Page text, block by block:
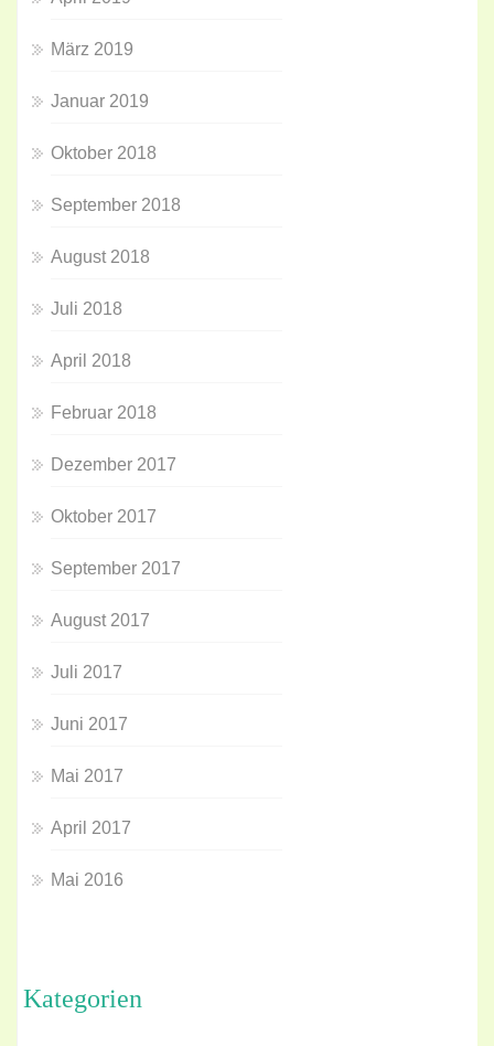
März 2019
Januar 2019
Oktober 2018
September 2018
August 2018
Juli 2018
April 2018
Februar 2018
Dezember 2017
Oktober 2017
September 2017
August 2017
Juli 2017
Juni 2017
Mai 2017
April 2017
Mai 2016
Kategorien